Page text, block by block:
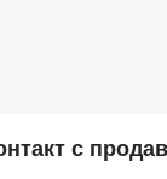
с